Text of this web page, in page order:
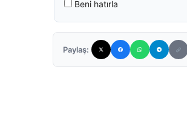
Beni hatırla
Paylaş: